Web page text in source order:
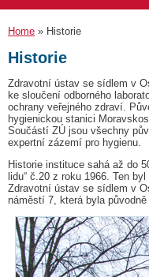
Home » Historie
Historie
Zdravotní ústav se sídlem v
ke sloučení odborného
ochrany veřejného zdraví.
hygienickou stanici
Součástí ZÚ jsou všechny
expertní zázemí pro hygienu.
Historie instituce sahá až do
lidu“ č.20 z roku 1966. Ten
Zdravotní ústav se sídlem v
náměstí 7, která byla